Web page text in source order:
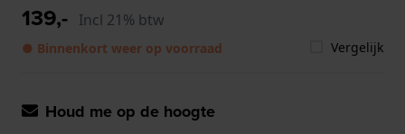
139,- Incl 21% btw
● Binnenkort weer op voorraad Vergelijk
Houd me op de hoogte